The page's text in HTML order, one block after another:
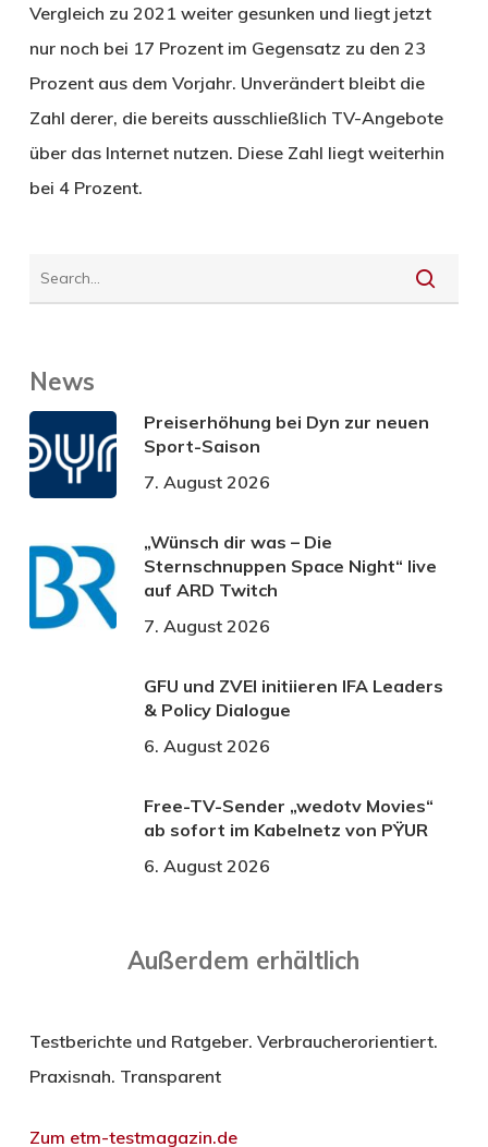
Vergleich zu 2021 weiter gesunken und liegt jetzt
nur noch bei 17 Prozent im Gegensatz zu den 23
Prozent aus dem Vorjahr. Unverändert bleibt die
Zahl derer, die bereits ausschließlich TV-Angebote
über das Internet nutzen. Diese Zahl liegt weiterhin
bei 4 Prozent.
News
Preiserhöhung bei Dyn zur neuen
Sport-Saison
7. August 2026
„Wünsch dir was – Die
Sternschnuppen Space Night“ live
auf ARD Twitch
7. August 2026
GFU und ZVEI initiieren IFA Leaders
& Policy Dialogue
6. August 2026
Free-TV-Sender „wedotv Movies“
ab sofort im Kabelnetz von PŸUR
6. August 2026
Außerdem erhältlich
Testberichte und Ratgeber. Verbraucherorientiert.
Praxisnah. Transparent
Zum etm-testmagazin.de